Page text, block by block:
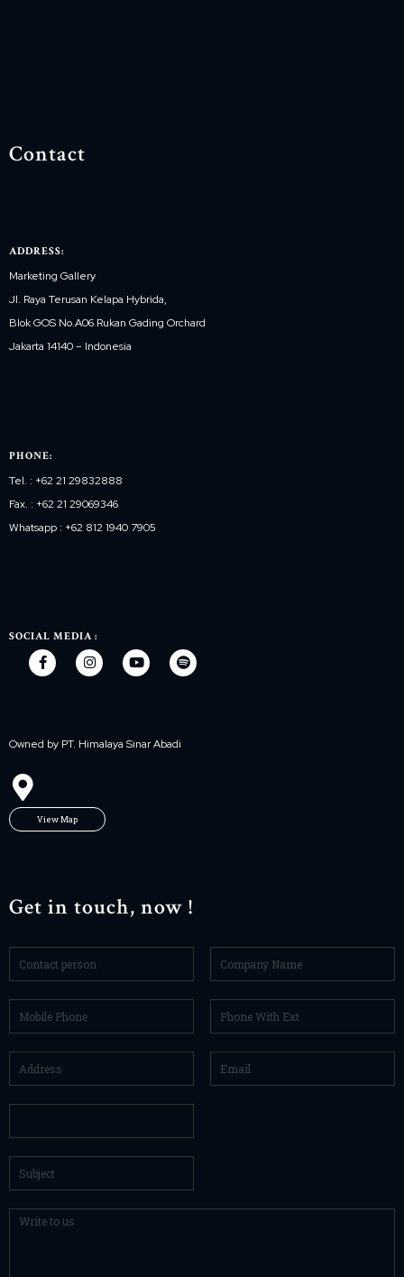
Contact
ADDRESS:
Marketing Gallery
Jl. Raya Terusan Kelapa Hybrida,
Blok GOS No.A06 Rukan Gading Orchard
Jakarta 14140 – Indonesia
PHONE:
Tel. : +62 21 29832888
Fax. : +62 21 29069346
Whatsapp : +62 812 1940 7905
SOCIAL MEDIA :
Owned by PT. Himalaya Sinar Abadi
View Map
Get in touch, now !